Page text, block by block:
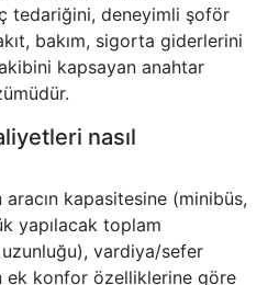
tedariğini, deneyimli şoför
bakım, sigorta giderlerini
kapsayan anahtar
nasıl
kapasitesine (minibüs,
yapılacak toplam
vardiya/sefer
ek konfor özelliklerine göre